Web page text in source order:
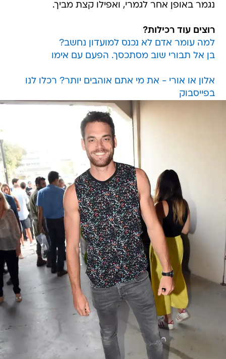
נגמר באופן אחר לגמרי, ואפילו קצת מביך.
רוצים עוד רכילות?
למה עומר אדם לא נכנס למועדון נחשב?
בן אל תבורי שוב מסתכסך. הפעם עם אימו
אלון או אורי - את מי אתם אוהבים יותר? רכלו לנו
בפייסבוק